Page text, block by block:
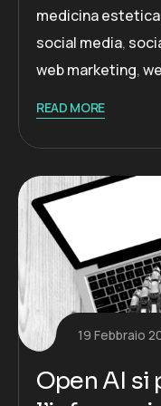
medicina estetica
social media,
web marketing,
READ MORE
19 Febbraio
Open AI si